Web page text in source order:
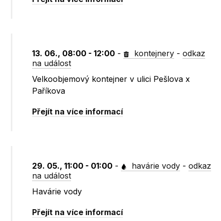
13. 06., 08:00 - 12:00 - kontejnery -odkaz
na událost
Velkoobjemový kontejner v ulici Pešlova x
Paříkova
Přejít na více informací
29. 05., 11:00 - 01:00 - havárie vody -odkaz
na událost
Havárie vody
Přejít na více informací